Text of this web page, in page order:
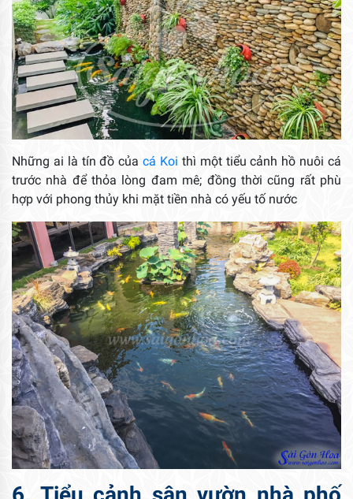
Những ai là tín đồ củacá Koi thì một tiểu cảnh hồ nuôi cá
trước nhà để thỏa lòng đam mê; đồng thời cũng rất phù
hợp với phong thủy khi mặt tiền nhà có yếu tố nước